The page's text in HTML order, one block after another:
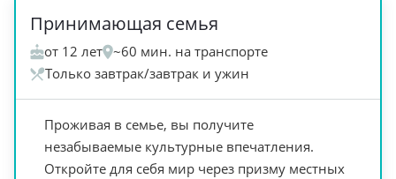
Принимающая семья
от 12 лет ~60 мин. на транспорте
Только завтрак/завтрак и ужин
Проживая в семье, вы получите
незабываемые культурные впечатления.
Откройте для себя мир через призму местных